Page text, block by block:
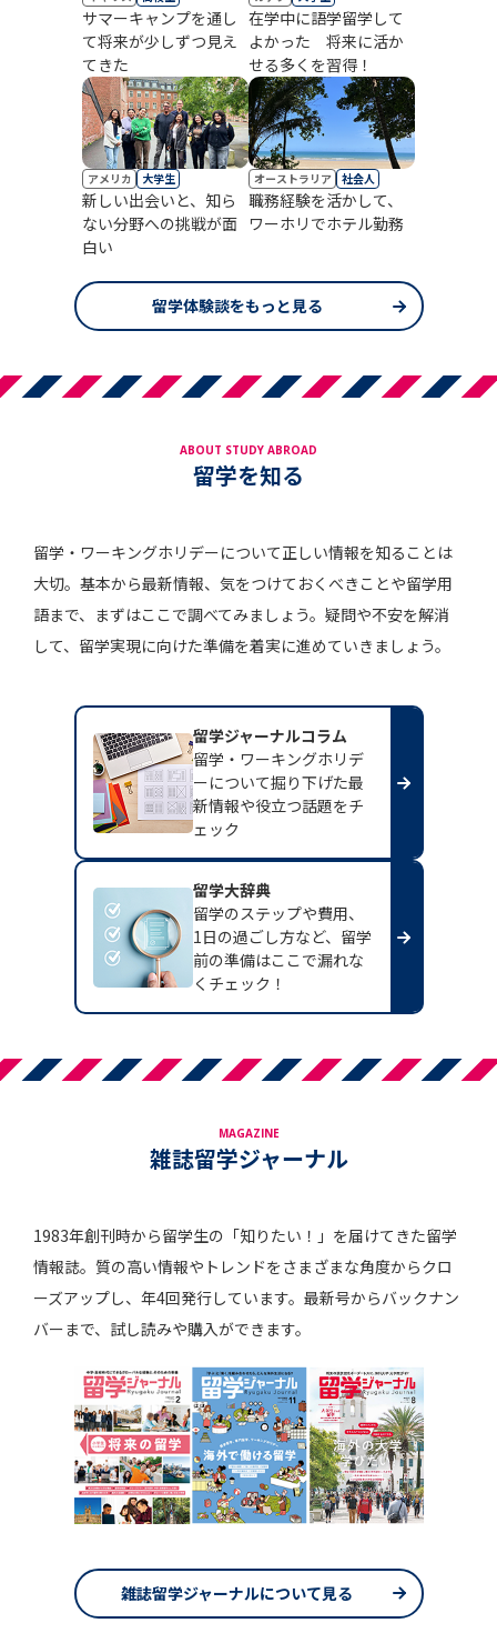
サマーキャンプを通し
て将来が少しずつ見え
てきた
在学中に語学留学して
よかった 将来に活か
せる多くを習得！
アメリカ 大学生
新しい出会いと、知ら
ない分野への挑戦が面
白い
オーストラリア 社会人
職務経験を活かして、
ワーホリでホテル勤務
留学体験談をもっと見る
留学を知る
ABOUT STUDY ABROAD
留学・ワーキングホリデーについて正しい情報を知ることは
大切。基本から最新情報、気をつけておくべきことや留学用
語まで、まずはここで調べてみましょう。疑問や不安を解消
して、留学実現に向けた準備を着実に進めていきましょう。
留学ジャーナルコラム
留学・ワーキングホリデ
ーについて掘り下げた最
新情報や役立つ話題をチ
ェック
留学大辞典
留学のステップや費用、
1日の過ごし方など、留学
前の準備はここで漏れな
くチェック！
雑誌留学ジャーナル
MAGAZINE
1983年創刊時から留学生の「知りたい！」を届けてきた留学
情報誌。質の高い情報やトレンドをさまざまな角度からクロ
ーズアップし、年4回発行しています。最新号からバックナン
バーまで、試し読みや購入ができます。
雑誌留学ジャーナルについて見る